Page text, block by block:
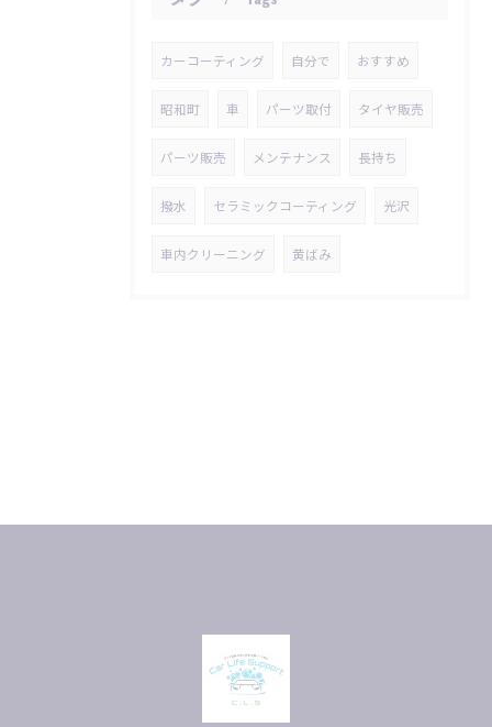
カーコーティング 自分で おすすめ
昭和町 車 パーツ取付 タイヤ販売
パーツ販売 メンテナンス 長持ち
撥水 セラミックコーティング 光沢
車内クリーニング 黄ばみ